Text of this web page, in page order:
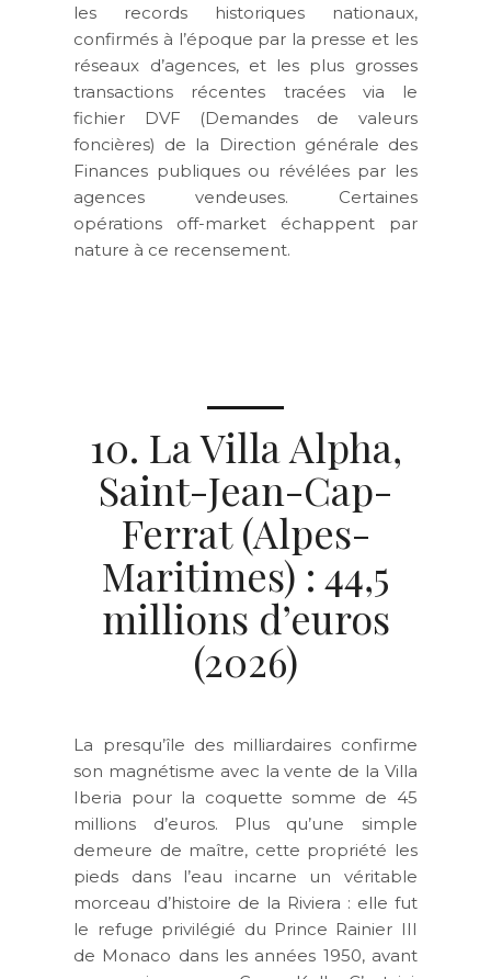
les records historiques nationaux,
confirmés à l’époque par la presse et les
réseaux d’agences, et les plus grosses
transactions récentes tracées via le
fichier DVF (Demandes de valeurs
foncières) de la Direction générale des
Finances publiques ou révélées par les
agences vendeuses. Certaines
opérations off-market échappent par
nature à ce recensement.
10. La Villa Alpha,
Saint-Jean-Cap-
Ferrat (Alpes-
Maritimes) : 44,5
millions d’euros
(2026)
La presqu’île des milliardaires confirme
son magnétisme avec la vente de la Villa
Iberia pour la coquette somme de 45
millions d’euros. Plus qu’une simple
demeure de maître, cette propriété les
pieds dans l’eau incarne un véritable
morceau d’histoire de la Riviera : elle fut
le refuge privilégié du Prince Rainier III
de Monaco dans les années 1950, avant